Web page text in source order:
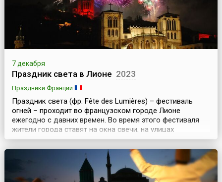
7 декабря
Праздник света в Лионе 2023
Праздники Франции
Праздник света (фр. Fête des Lumières) – фестиваль
огней – проходит во французском городе Лионе
ежегодно с давних времен. Во время этого фестиваля
жители города ставят на окна свечи, на улицах
загораются тысячи ламп, фонарей и
светильников.Истоки праздника уходят к середине 17
века, когда в Европе бушевала эпидемия чумы.
Городские советники Лиона решили обратиться к Деве
Марии с просьбой о зас...